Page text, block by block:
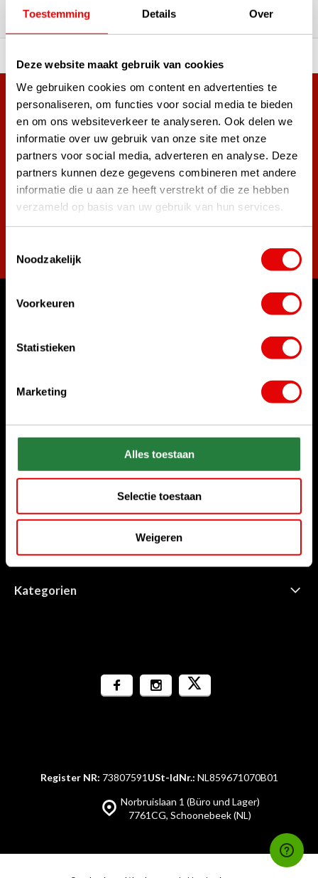
Toestemming Details Over
Deze website maakt gebruik van cookies
We gebruiken cookies om content en advertenties te
personaliseren, om functies voor social media te bieden
en om ons websiteverkeer te analyseren. Ook delen we
informatie over uw gebruik van onze site met onze
partners voor social media, adverteren en analyse. Deze
partners kunnen deze gegevens combineren met andere
informatie die u aan ze heeft verstrekt of die ze hebben
verzameld op basis van uw gebruik van hun services.
Noodzakelijk
Voorkeuren
Statistieken
Marketing
Alles toestaan
Selectie toestaan
Weigeren
Kunden
Mehr als 38.000 Kunden haben sich bereits
angemeldet.
Melde dich für den Newsletter an und verpasse nie wieder
die besten Golfangebote!
Rufen Sie uns an
Chatten Sie mit uns
Senden Sie uns eine E-Mail
sales@golfdriver.nl
Kundenservice
Informationen
Kategorien
Norbruislaan 1 (Büro und Lager)
7761CG, Schoonebeek (NL)
Register NR: 73807591 USt-IdNr.: NL859671070B01